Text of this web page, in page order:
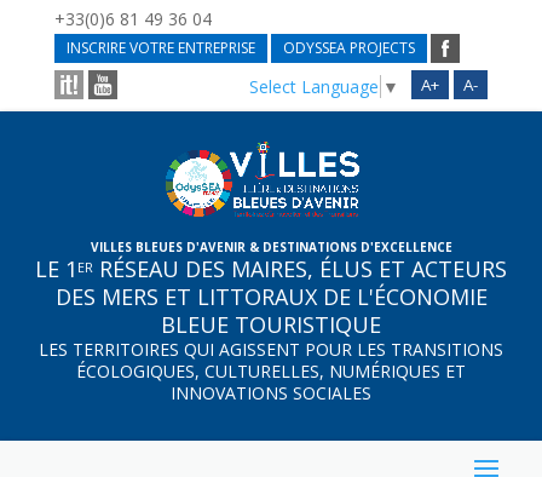
+33(0)6 81 49 36 04
INSCRIRE VOTRE ENTREPRISE ODYSSEA PROJECTS
A+ A-
Select Language ▼
VILLES BLEUES D'AVENIR & DESTINATIONS D'EXCELLENCE
LE 1 ER RÉSEAU DES MAIRES, ÉLUS ET ACTEURS
DES MERS ET LITTORAUX DE L'ÉCONOMIE
BLEUE TOURISTIQUE
LES TERRITOIRES QUI AGISSENT POUR LES TRANSITIONS
ÉCOLOGIQUES, CULTURELLES, NUMÉRIQUES ET
INNOVATIONS SOCIALES